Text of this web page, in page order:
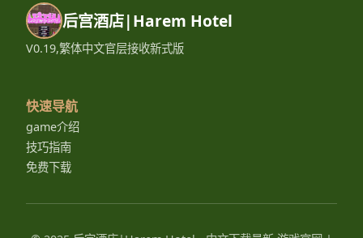
后宫酒店|Harem Hotel
V0.19,繁体中文官层接收新式版
快速导航
game介绍
技巧指南
免费下载